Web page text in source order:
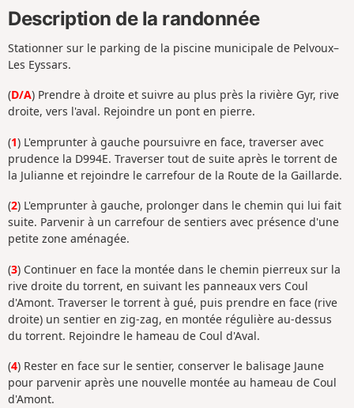
Description de la randonnée
Stationner sur le parking de la piscine municipale de Pelvoux–
Les Eyssars.
(D/A) Prendre à droite et suivre au plus près la rivière Gyr, rive
droite, vers l'aval. Rejoindre un pont en pierre.
(1) L'emprunter à gauche poursuivre en face, traverser avec
prudence la D994E. Traverser tout de suite après le torrent de
la Julianne et rejoindre le carrefour de la Route de la Gaillarde.
(2) L'emprunter à gauche, prolonger dans le chemin qui lui fait
suite. Parvenir à un carrefour de sentiers avec présence d'une
petite zone aménagée.
(3) Continuer en face la montée dans le chemin pierreux sur la
rive droite du torrent, en suivant les panneaux vers Coul
d'Amont. Traverser le torrent à gué, puis prendre en face (rive
droite) un sentier en zig-zag, en montée régulière au-dessus
du torrent. Rejoindre le hameau de Coul d'Aval.
(4) Rester en face sur le sentier, conserver le balisage Jaune
pour parvenir après une nouvelle montée au hameau de Coul
d'Amont.